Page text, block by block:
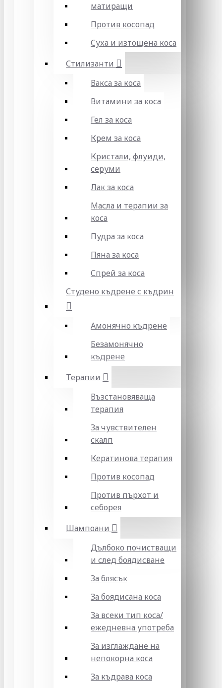
матиращи
Против косопад
Суха и изтощена коса
Стилизанти
Вакса за коса
Витамини за коса
Гел за коса
Крем за коса
Кристали, флуиди,
серуми
Лак за коса
Масла и терапии за
коса
Пудра за коса
Пяна за коса
Спрей за коса
Студено къдрене с къдрин
Амонячно къдрене
Безамонячно
къдрене
Терапии
Възстановяваща
терапия
За чувствителен
скалп
Кератинова терапия
Против косопад
Против пърхот и
себорея
Шампоани
Дълбоко почистващи
и след боядисване
За блясък
За боядисана коса
За всеки тип коса/
ежедневна употреба
За изглаждане на
непокорна коса
За къдрава коса